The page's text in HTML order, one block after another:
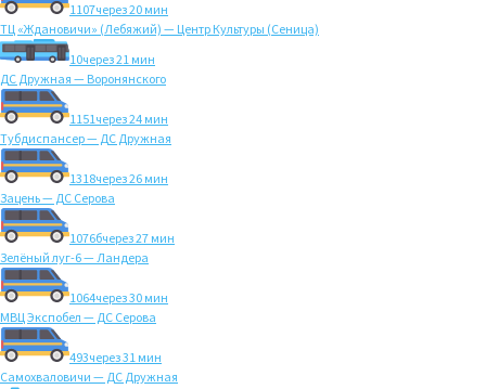
1107через 20 мин
ТЦ «Ждановичи» (Лебяжий) — Центр Культуры (Сеница)
10через 21 мин
ДС Дружная — Воронянского
1151через 24 мин
Тубдиспансер — ДС Дружная
1318через 26 мин
Зацень — ДС Серова
1076бчерез 27 мин
Зелёный луг-6 — Ландера
1064через 30 мин
МВЦ Экспобел — ДС Серова
493через 31 мин
Самохваловичи — ДС Дружная